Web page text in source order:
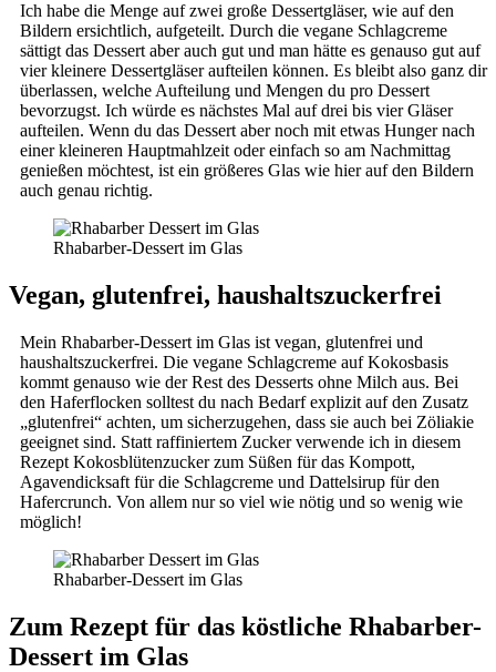
Ich habe die Menge auf zwei große Dessertgläser, wie auf den
Bildern ersichtlich, aufgeteilt. Durch die vegane Schlagcreme
sättigt das Dessert aber auch gut und man hätte es genauso gut auf
vier kleinere Dessertgläser aufteilen können. Es bleibt also ganz dir
überlassen, welche Aufteilung und Mengen du pro Dessert
bevorzugst. Ich würde es nächstes Mal auf drei bis vier Gläser
aufteilen. Wenn du das Dessert aber noch mit etwas Hunger nach
einer kleineren Hauptmahlzeit oder einfach so am Nachmittag
genießen möchtest, ist ein größeres Glas wie hier auf den Bildern
auch genau richtig.
Rhabarber-Dessert im Glas
Vegan, glutenfrei, haushaltszuckerfrei
Mein Rhabarber-Dessert im Glas ist vegan, glutenfrei und
haushaltszuckerfrei. Die vegane Schlagcreme auf Kokosbasis
kommt genauso wie der Rest des Desserts ohne Milch aus. Bei
den Haferflocken solltest du nach Bedarf explizit auf den Zusatz
„glutenfrei“ achten, um sicherzugehen, dass sie auch bei Zöliakie
geeignet sind. Statt raffiniertem Zucker verwende ich in diesem
Rezept Kokosblütenzucker zum Süßen für das Kompott,
Agavendicksaft für die Schlagcreme und Dattelsirup für den
Hafercrunch. Von allem nur so viel wie nötig und so wenig wie
möglich!
Rhabarber-Dessert im Glas
Zum Rezept für das köstliche Rhabarber-
Dessert im Glas